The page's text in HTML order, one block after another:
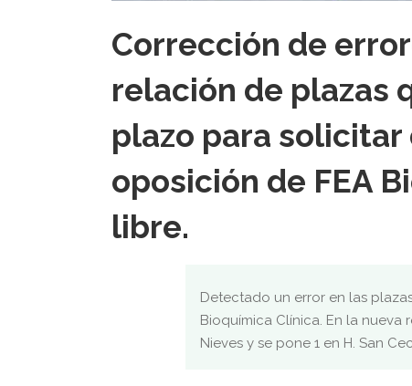
Corrección de
relación de plazas
plazo para
oposición de FEA
libre.
Detectado un error en las
Bioquímica Clínica. En la nueva
Nieves y se pone 1 en H. San